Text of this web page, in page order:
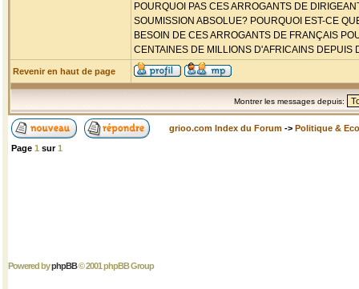
POURQUOI PAS CES ARROGANTS DE
SOUMISSION ABSOLUE? POURQUOI EST-CE
BESOIN DE CES ARROGANTS DE FRANÇAIS
CENTAINES DE MILLIONS D'AFRICAINS DEPUIS
Revenir en haut de page
Montrer les messages depuis:
grioo.com Index du Forum -> Politique &
Page 1 sur1
Powered byphpBB© 2001 phpBB Group